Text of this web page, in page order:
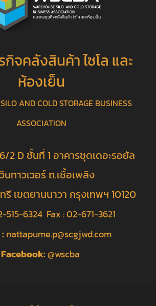
จคลังสินค้า ไซโล และ
ห้องเย็น
AND COLD STORAGE BUSINESS
ASSOCIATION
2 D ชั้นที่ 1 อาคารชุดเดอะรอยัล
นทาวเวอร์ ถ.เชื้อเพลิง
เขตยานนาวา กรุงเทพฯ 10120
515-6324 Fax : 02-671-3621
nattapume.p@scgjwd.com
Facebook:@wscba